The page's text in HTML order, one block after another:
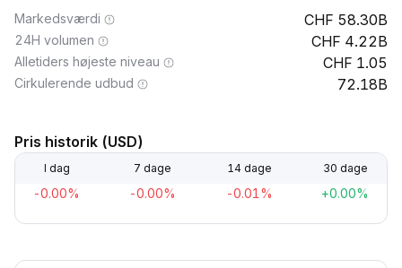
Markedsværdi 58.30B
24H volumen 4.22B
Alletiders højeste niveau 1.05
Cirkulerende udbud 72.18B
Pris historik (USD)
I dag 7 dage 14 dage 30 dage
-0.00% -0.00% -0.01% +0.00%